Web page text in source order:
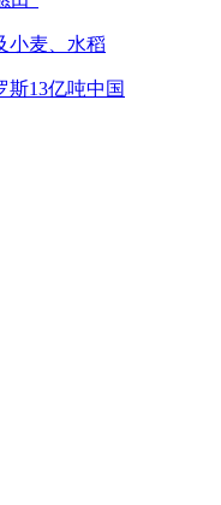
小麦、水稻
斯13亿吨中国